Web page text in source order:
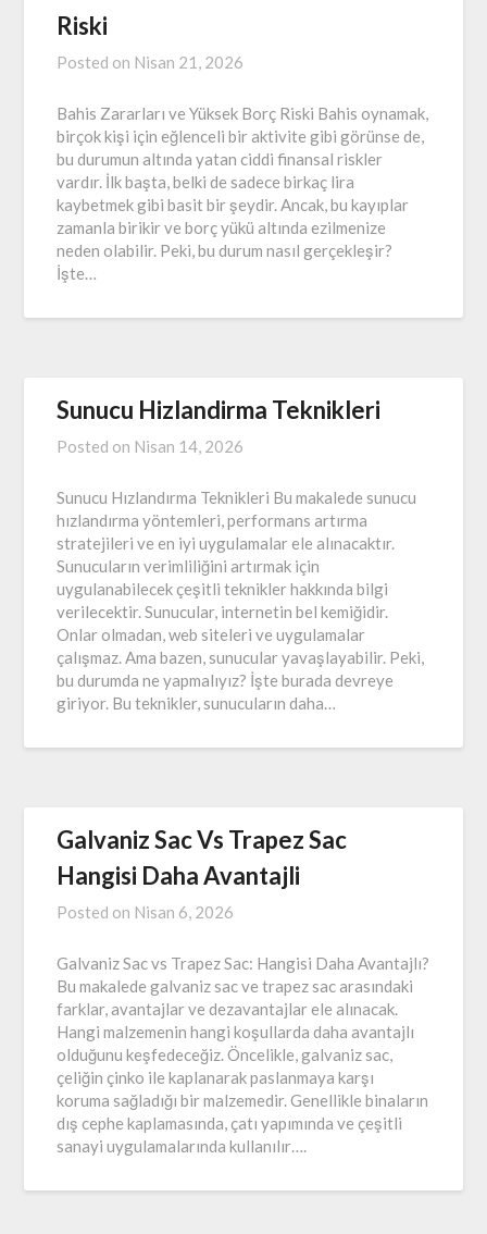
Riski
Posted on Nisan 21, 2026
Bahis Zararları ve Yüksek Borç Riski Bahis oynamak,
birçok kişi için eğlenceli bir aktivite gibi görünse de,
bu durumun altında yatan ciddi finansal riskler
vardır. İlk başta, belki de sadece birkaç lira
kaybetmek gibi basit bir şeydir. Ancak, bu kayıplar
zamanla birikir ve borç yükü altında ezilmenize
neden olabilir. Peki, bu durum nasıl gerçekleşir?
İşte…
Sunucu Hizlandirma Teknikleri
Posted on Nisan 14, 2026
Sunucu Hızlandırma Teknikleri Bu makalede sunucu
hızlandırma yöntemleri, performans artırma
stratejileri ve en iyi uygulamalar ele alınacaktır.
Sunucuların verimliliğini artırmak için
uygulanabilecek çeşitli teknikler hakkında bilgi
verilecektir. Sunucular, internetin bel kemiğidir.
Onlar olmadan, web siteleri ve uygulamalar
çalışmaz. Ama bazen, sunucular yavaşlayabilir. Peki,
bu durumda ne yapmalıyız? İşte burada devreye
giriyor. Bu teknikler, sunucuların daha…
Galvaniz Sac Vs Trapez Sac
Hangisi Daha Avantajli
Posted on Nisan 6, 2026
Galvaniz Sac vs Trapez Sac: Hangisi Daha Avantajlı?
Bu makalede galvaniz sac ve trapez sac arasındaki
farklar, avantajlar ve dezavantajlar ele alınacak.
Hangi malzemenin hangi koşullarda daha avantajlı
olduğunu keşfedeceğiz. Öncelikle, galvaniz sac,
çeliğin çinko ile kaplanarak paslanmaya karşı
koruma sağladığı bir malzemedir. Genellikle binaların
dış cephe kaplamasında, çatı yapımında ve çeşitli
sanayi uygulamalarında kullanılır….